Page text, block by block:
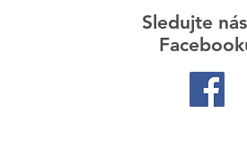
Sledujte